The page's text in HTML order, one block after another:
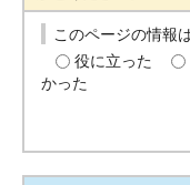
このページの情報
役に立った
かった